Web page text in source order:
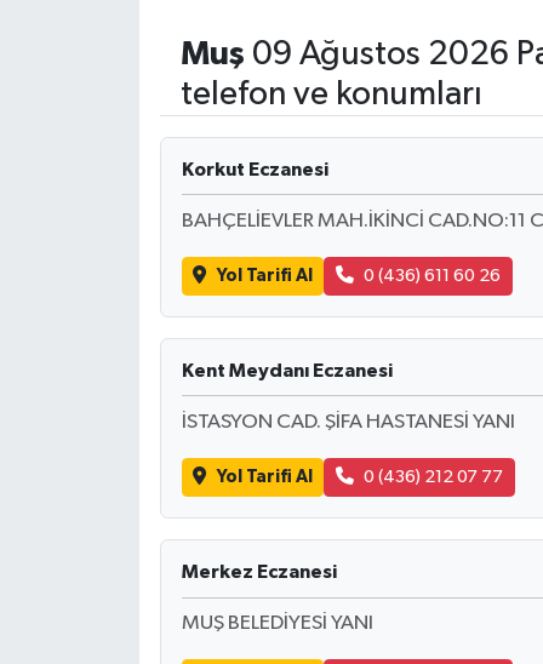
Muş 09 Ağustos 2026
telefon ve konumları
Korkut Eczanesi
BAHÇELİEVLER MAH.İKİNCİ CAD.NO:11 C
Yol Tarifi Al 0 (436) 611 60 26
Kent Meydanı Eczanesi
İSTASYON CAD. ŞİFA HASTANESİ YANI
Yol Tarifi Al 0 (436) 212 07 77
Merkez Eczanesi
MUŞ BELEDİYESİ YANI
Son Dakika Haberleri